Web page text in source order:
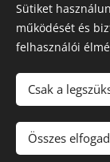
Japanese
Sütiket
működését és
felhasználói
Csak a
Összes